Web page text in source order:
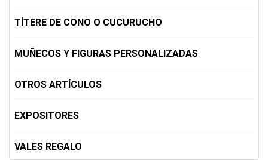
TÍTERE DE CONO O CUCURUCHO
MUÑECOS Y FIGURAS PERSONALIZADAS
OTROS ARTÍCULOS
EXPOSITORES
VALES REGALO